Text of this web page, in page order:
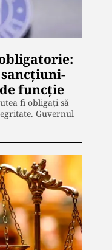
funcție
fi obligați să
Guvernul